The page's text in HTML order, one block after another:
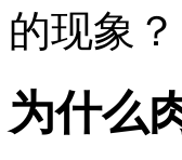
的现象？
为什么